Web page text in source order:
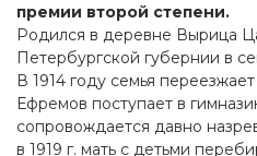
премии второй степени.
Родился в деревне Вырица
Петербургской губернии в
В 1914 году семья
Ефремов поступает в
сопровождается давно
в 1919 г. мать с детьми